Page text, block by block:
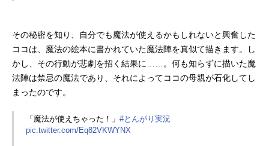
その秘密を知り、自分でも魔法が使えるかもしれないと興奮した
ココは、魔法の絵本に書かれていた魔法陣を真似て描きます。し
かし、その行動が悲劇を招く結果に……。何も知らずに描いた魔
法陣は禁忌の魔法であり、それによってココの母親が石化してし
まったのです。
「魔法が使えちゃった！」 #とんがり実況
pic.twitter.com/Eq82VKWYNX